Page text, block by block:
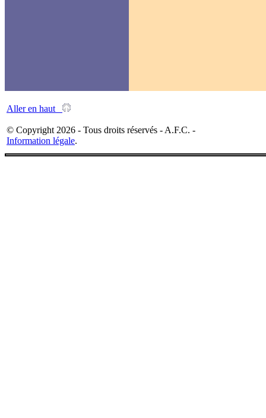
Aller en haut
© Copyright 2026 - Tous droits réservés - A.F.C. -
Information légale.